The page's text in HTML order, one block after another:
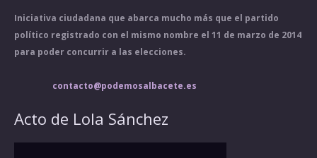
Iniciativa ciudadana que abarca mucho más que el partido
político registrado con el mismo nombre el 11 de marzo de 2014
para poder concurrir a las elecciones.
contacto@podemosalbacete.es
Acto de Lola Sánchez